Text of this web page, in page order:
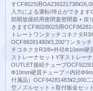
すCF802S用
入力による運転/停止ができま
部開放接続用密閉蓋密閉蓋＋戻
きますCF802/802S用
トレートワンタッチコネクタ
OCF88281480¥3,200ワンタッ
チコネクタR3/8×外径Φ10mm硬
ストレーナセットY字ストレー
OUTLET接続チューブ
Φ10mm硬質チューブ⇒内径
付属品）OCF94281483¥2,000
空ノズルセット＋取付板金セッ